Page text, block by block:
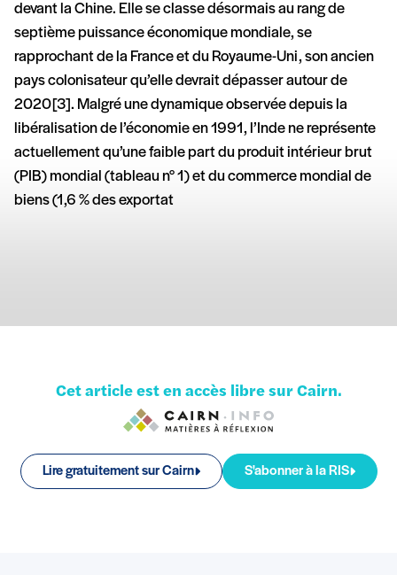
devant la Chine. Elle se classe désormais au rang de
septième puissance économique mondiale, se
rapprochant de la France et du Royaume-Uni, son ancien
pays colonisateur qu’elle devrait dépasser autour de
2020 [3]. Malgré une dynamique observée depuis la
libéralisation de l’économie en 1991, l’Inde ne représente
actuellement qu’une faible part du produit intérieur brut
(PIB) mondial (tableau n° 1) et du commerce mondial de
biens (1,6 % des exportat
Cet article est en accès libre sur Cairn.
Lire gratuitement sur Cairn S'abonner à la RIS